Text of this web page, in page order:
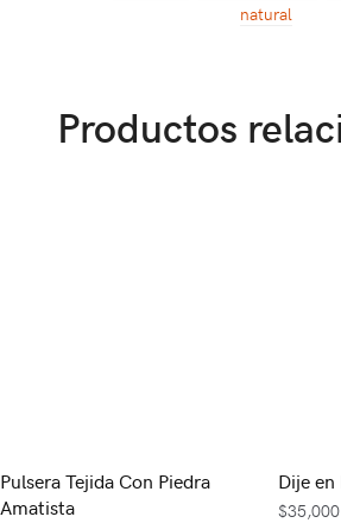
natural
Productos
Pulsera Tejida Con Piedra
Amatista
Dije
$35,000